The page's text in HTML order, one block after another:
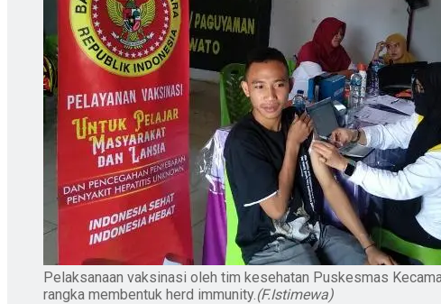
Pelaksanaan vaksinasi oleh tim kesehatan Puskesmas
rangka membentuk herd immunity.(F.Istimewa)